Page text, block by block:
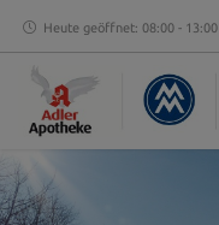
Heute geöffnet: 08:00 - 13:00